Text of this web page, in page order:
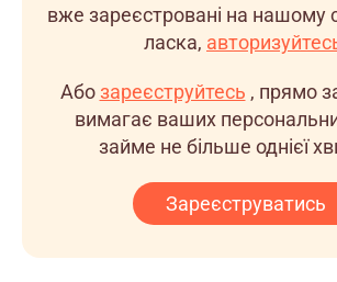
вже зареєстровані на нашому
ласка,
Абозареєструйтесь , прямо
вимагає ваших
займе не більше однієї
Зареєструватись